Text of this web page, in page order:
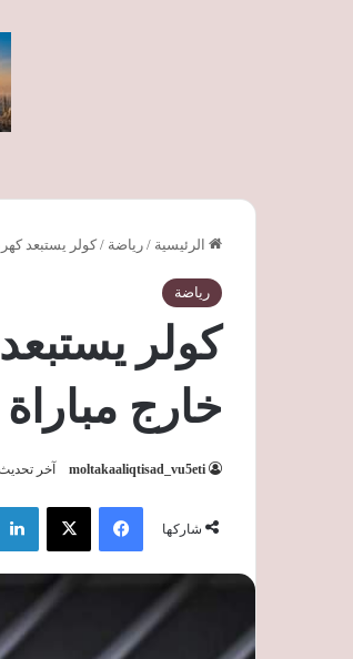
الرئيسية / رياضة / كولر يستبعد
رياضة
كولر
خارج
moltakaaliqtisad_vu5eti آخر تحديث:
شاركها
فيسبوك ‫X